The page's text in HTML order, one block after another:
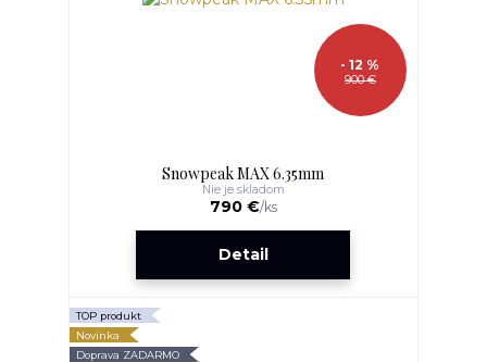
900 €
- 12 %
Snowpeak MAX 6.35mm
790 €/ks
Nie je skladom
Detail
TOP produkt
Novinka
Doprava ZADARMO